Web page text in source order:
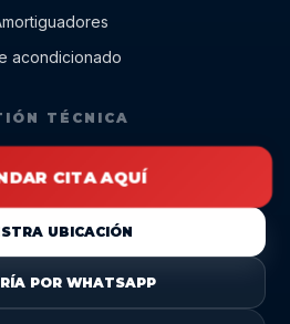
acondicionado
TÉCNICA
CITA AQUÍ
UBICACIÓN
POR WHATSAPP